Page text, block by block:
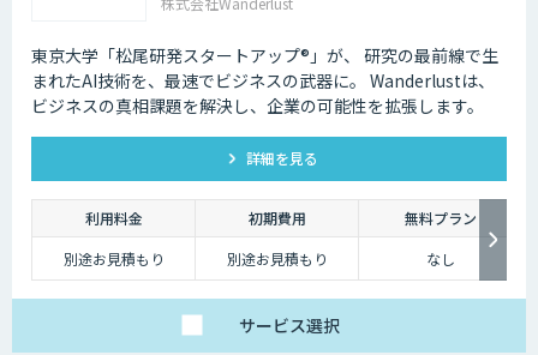
東京大学「松尾研発スタートアップ®︎」が、 研究の最前線で生
まれたAI技術を、最速でビジネスの武器に。 Wanderlustは、
ビジネスの真相課題を解決し、企業の可能性を拡張します。
詳細を見る
利用料金 初期費用
無料プラン
別途お見積もり
別途お見積もり なし
サービス選択